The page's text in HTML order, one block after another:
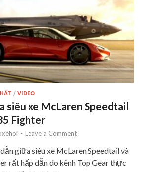
/ VIDEO
siêu xe McLaren Speedtail
Fighter
- Leave a Comment
giữa siêu xe McLaren Speedtail và
rất hấp dẫn do kênh Top Gear thực